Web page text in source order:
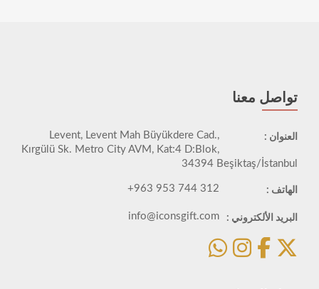
تواصل معنا
العنوان :
Levent, Levent Mah Büyükdere Cad.,
Kırgülü Sk. Metro City AVM, Kat:4 D:Blok,
34394 Beşiktaş/İstanbul
الهاتف : +963 953 744 312
البريد الألكتروني : info@iconsgift.com